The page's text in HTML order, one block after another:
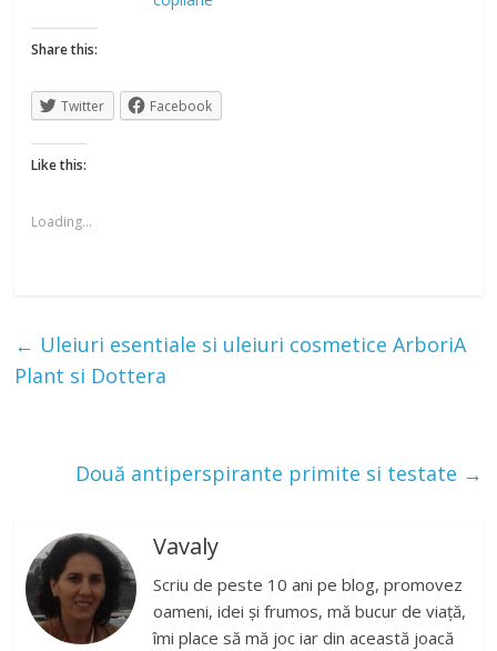
Share this:
Twitter Facebook
Like this:
Loading...
← Uleiuri esentiale si uleiuri cosmetice ArboriA
Plant si Dottera
Două antiperspirante primite si testate →
Vavaly
Scriu de peste 10 ani pe blog, promovez
oameni, idei și frumos, mă bucur de viață,
îmi place să mă joc iar din această joacă